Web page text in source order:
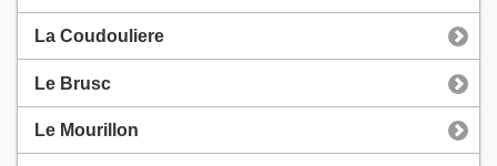
La Coudouliere
Le Brusc
Le Mourillon